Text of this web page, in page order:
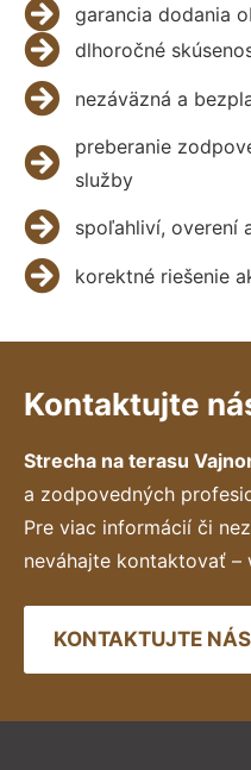
garancia dodania
dlhoročné
nezáväzná a
preberanie
služby
spoľahliví, overení
korektné riešenie
Kontaktujte
Strecha na terasu
a zodpovedných
Pre viac informácií či
neváhajte kontaktovať –
KONTAKTUJTE NÁS